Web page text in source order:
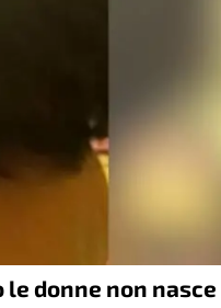
le donne non